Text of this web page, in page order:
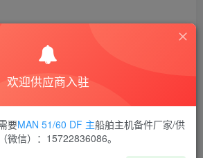
THE END
辽宁
喜欢就支持一下吧
欢迎供应商入驻
要MAN 51/60 DF 主船舶主机备件厂家/供
微信）：15722836086。